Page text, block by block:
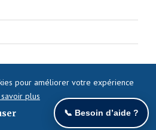
pour améliorer votre expérience
savoir plus
📞 Besoin d’aide ?